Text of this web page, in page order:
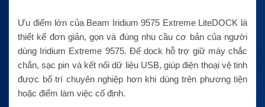
Ưu điểm lớn của Beam Iridium 9575 Extreme LiteDOCK là
thiết kế đơn giản, gọn và đúng nhu cầu cơ bản của người
dùng Iridium Extreme 9575. Đế dock hỗ trợ giữ máy chắc
chắn, sạc pin và kết nối dữ liệu USB, giúp điện thoại vệ tinh
được bố trí chuyên nghiệp hơn khi dùng trên phương tiện
hoặc điểm làm việc cố định.